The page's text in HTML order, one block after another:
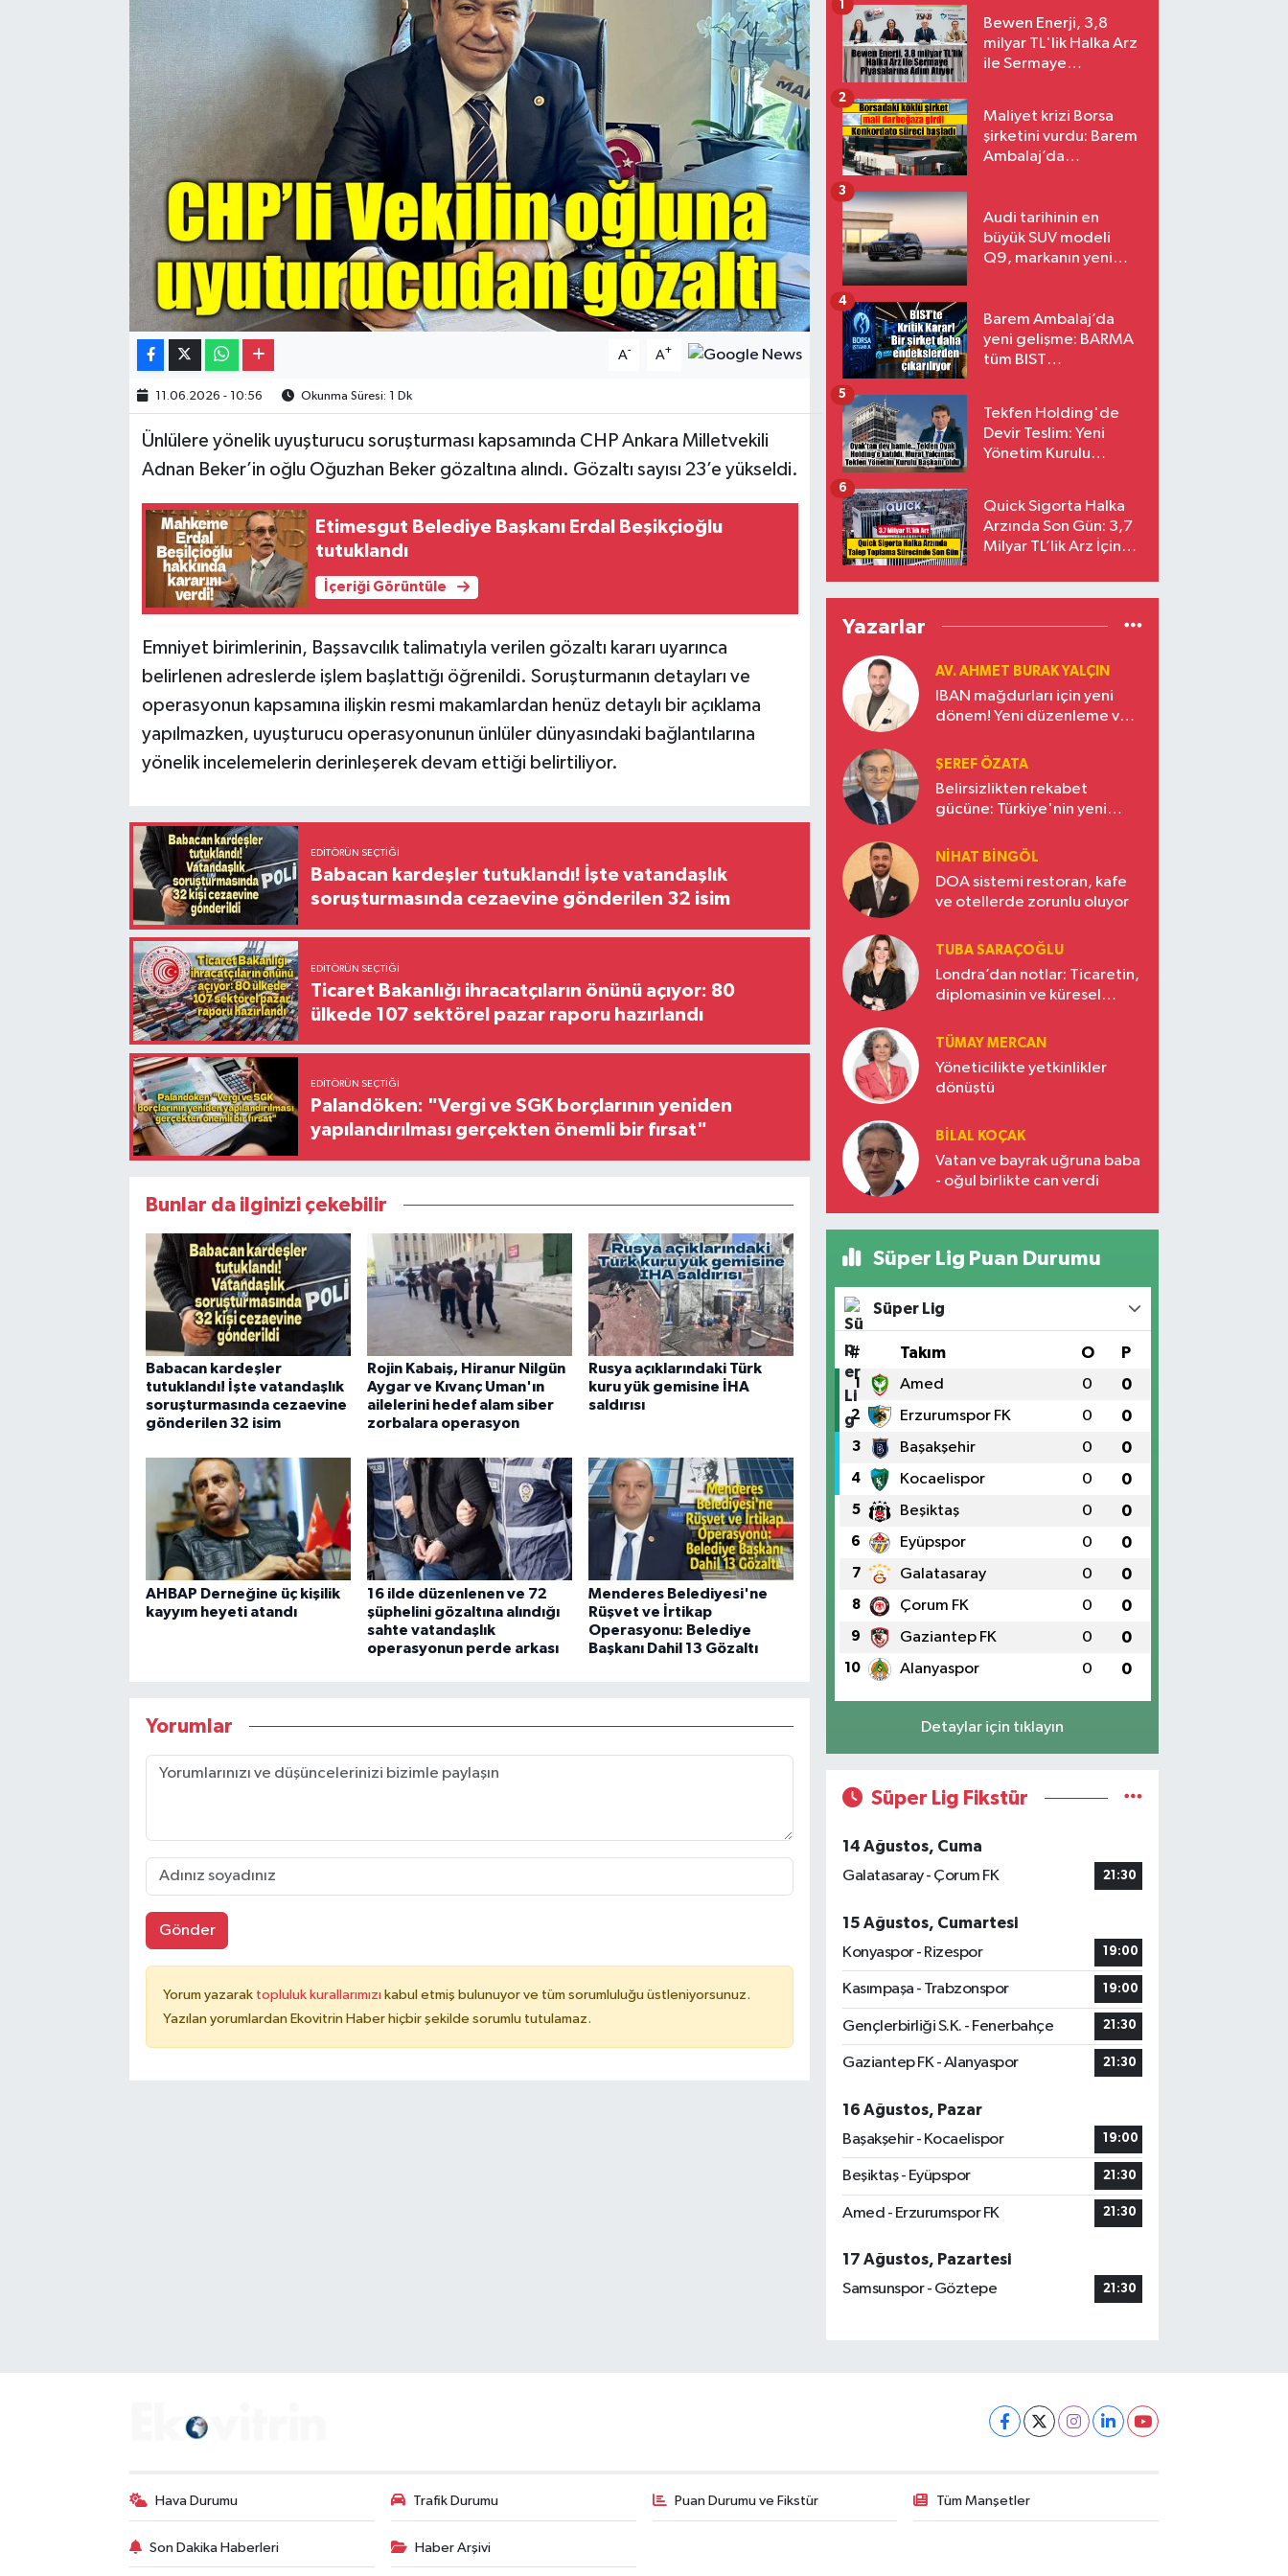
A- A+
11.06.2026 - 10:56 Okunma Süresi: 1 Dk
Ünlülere yönelik uyuşturucu soruşturması kapsamında CHP Ankara Milletvekili
Adnan Beker’in oğlu Oğuzhan Beker gözaltına alındı. Gözaltı sayısı 23’e yükseldi.
Etimesgut Belediye Başkanı Erdal Beşikçioğlu
tutuklandı
İçeriği Görüntüle
Emniyet birimlerinin, Başsavcılık talimatıyla verilen gözaltı kararı uyarınca
belirlenen adreslerde işlem başlattığı öğrenildi. Soruşturmanın detayları ve
operasyonun kapsamına ilişkin resmi makamlardan henüz detaylı bir açıklama
yapılmazken, uyuşturucu operasyonunun ünlüler dünyasındaki bağlantılarına
yönelik incelemelerin derinleşerek devam ettiği belirtiliyor.
EDITÖRÜN SEÇTIĞI
Babacan kardeşler tutuklandı! İşte vatandaşlık
soruşturmasında cezaevine gönderilen 32 isim
EDITÖRÜN SEÇTIĞI
Ticaret Bakanlığı ihracatçıların önünü açıyor: 80
ülkede 107 sektörel pazar raporu hazırlandı
EDITÖRÜN SEÇTIĞI
Palandöken: "Vergi ve SGK borçlarının yeniden
yapılandırılması gerçekten önemli bir fırsat"
Bunlar da ilginizi çekebilir
Babacan kardeşler
tutuklandı! İşte vatandaşlık
soruşturmasında cezaevine
gönderilen 32 isim
Rojin Kabaiş, Hiranur Nilgün
Aygar ve Kıvanç Uman'ın
ailelerini hedef alam siber
zorbalara operasyon
Rusya açıklarındaki Türk
kuru yük gemisine İHA
saldırısı
AHBAP Derneğine üç kişilik
kayyım heyeti atandı
16 ilde düzenlenen ve 72
şüphelini gözaltına alındığı
sahte vatandaşlık
operasyonun perde arkası
Menderes Belediyesi'ne
Rüşvet ve İrtikap
Operasyonu: Belediye
Başkanı Dahil 13 Gözaltı
Yorumlar
Gönder
Yorum yazarak topluluk kurallarımızı kabul etmiş bulunuyor ve tüm sorumluluğu üstleniyorsunuz.
Yazılan yorumlardan Ekovitrin Haber hiçbir şekilde sorumlu tutulamaz.
Bewen Enerji, 3,8
milyar TL'lik Halka Arz
ile Sermaye
1
Maliyet krizi Borsa
şirketini vurdu: Barem
Ambalaj’da
2
Audi tarihinin en
büyük SUV modeli
Q9, markanın yeni
3
Barem Ambalaj’da
yeni gelişme: BARMA
tüm BIST
4
Tekfen Holding'de
Devir Teslim: Yeni
Yönetim Kurulu
5
Quick Sigorta Halka
Arzında Son Gün: 3,7
Milyar TL’lik Arz İçin
Eriyor
6
Yazarlar
AV. AHMET BURAK YALÇIN
IBAN mağdurları için yeni
dönem! Yeni düzenleme ve
ŞEREF ÖZATA
Belirsizlikten rekabet
gücüne: Türkiye'nin yeni
NIHAT BINGÖL
DOA sistemi restoran, kafe
ve otellerde zorunlu oluyor
TUBA SARAÇOĞLU
Londra’dan notlar: Ticaretin,
diplomasinin ve küresel
Türkiye’nin yükselen gücü
TÜMAY MERCAN
Yöneticilikte yetkinlikler
dönüştü
BILAL KOÇAK
Vatan ve bayrak uğruna baba
- oğul birlikte can verdi
Süper Lig Puan Durumu
Süper Lig
# Takım O P
1 Amed 0 0
2 Erzurumspor FK 0 0
3 Başakşehir 0 0
4 Kocaelispor 0 0
5 Beşiktaş 0 0
6 Eyüpspor 0 0
7 Galatasaray 0 0
8 Çorum FK 0 0
9 Gaziantep FK 0 0
10 Alanyaspor 0 0
Detaylar için tıklayın
Süper Lig Fikstür
14 Ağustos, Cuma
Galatasaray - Çorum FK
21:30
15 Ağustos, Cumartesi
Konyaspor - Rizespor
19:00
Kasımpaşa - Trabzonspor 19:00
Gençlerbirliği S.K. - Fenerbahçe 21:30
Gaziantep FK - Alanyaspor 21:30
16 Ağustos, Pazar
Başakşehir - Kocaelispor
19:00
Beşiktaş - Eyüpspor 21:30
Amed - Erzurumspor FK 21:30
17 Ağustos, Pazartesi
Samsunspor - Göztepe
21:30
Hava Durumu Trafik Durumu Puan Durumu ve Fikstür Tüm Manşetler
Son Dakika Haberleri Haber Arşivi
Gayrimenkul